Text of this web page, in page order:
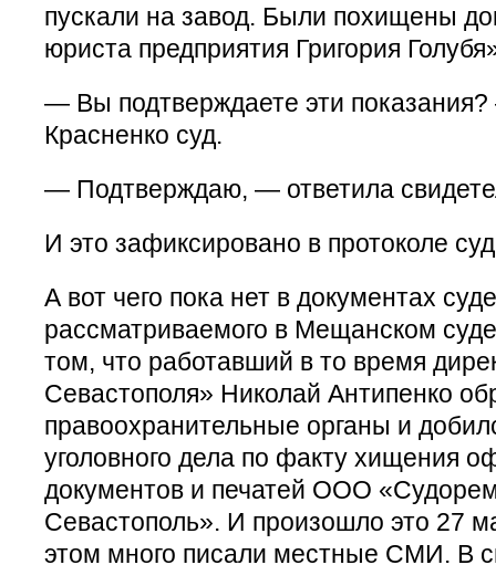
пускали на завод. Были похищены
юриста предприятия Григория
— Вы подтверждаете эти
Красненко суд.
— Подтверждаю, — ответила
И это зафиксировано в протоколе
А вот чего пока нет в документах
рассматриваемого в Мещанском
том, что работавший в то время
Севастополя» Николай Антипенко
правоохранительные органы и
уголовного дела по факту хищения
документов и печатей ООО
Севастополь». И произошло это 27
этом много писали местные СМИ. В